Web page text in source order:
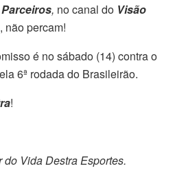
, no canal do Visão
, não percam!
é no sábado (14) contra o
6ª rodada do Brasileirão.
!
Vida Destra Esportes.